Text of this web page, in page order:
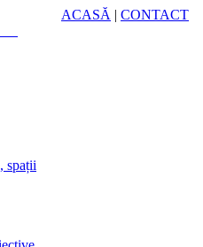
ACASĂ | CONTACT
spații